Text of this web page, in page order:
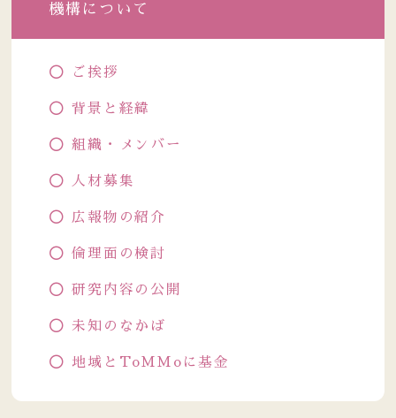
機構について
ご挨拶
背景と経緯
組織・メンバー
人材募集
広報物の紹介
倫理面の検討
研究内容の公開
未知のなかば
地域とToMMoに基金